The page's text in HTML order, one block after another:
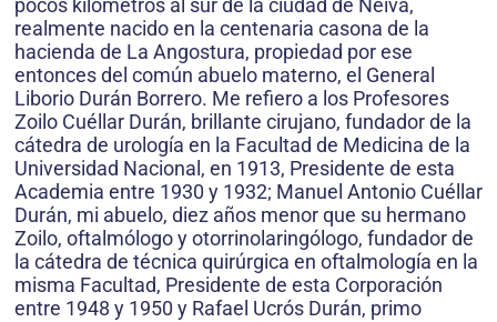
pocos kilómetros al sur de la ciudad de Neiva,
realmente nacido en la centenaria casona de la
hacienda de La Angostura, propiedad por ese
entonces del común abuelo materno, el General
Liborio Durán Borrero. Me refiero a los Profesores
Zoilo Cuéllar Durán, brillante cirujano, fundador de la
cátedra de urología en la Facultad de Medicina de la
Universidad Nacional, en 1913, Presidente de esta
Academia entre 1930 y 1932; Manuel Antonio Cuéllar
Durán, mi abuelo, diez años menor que su hermano
Zoilo, oftalmólogo y otorrinolaringólogo, fundador de
la cátedra de técnica quirúrgica en oftalmología en la
misma Facultad, Presidente de esta Corporación
entre 1948 y 1950 y Rafael Ucrós Durán, primo